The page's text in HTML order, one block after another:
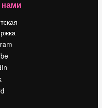
нами